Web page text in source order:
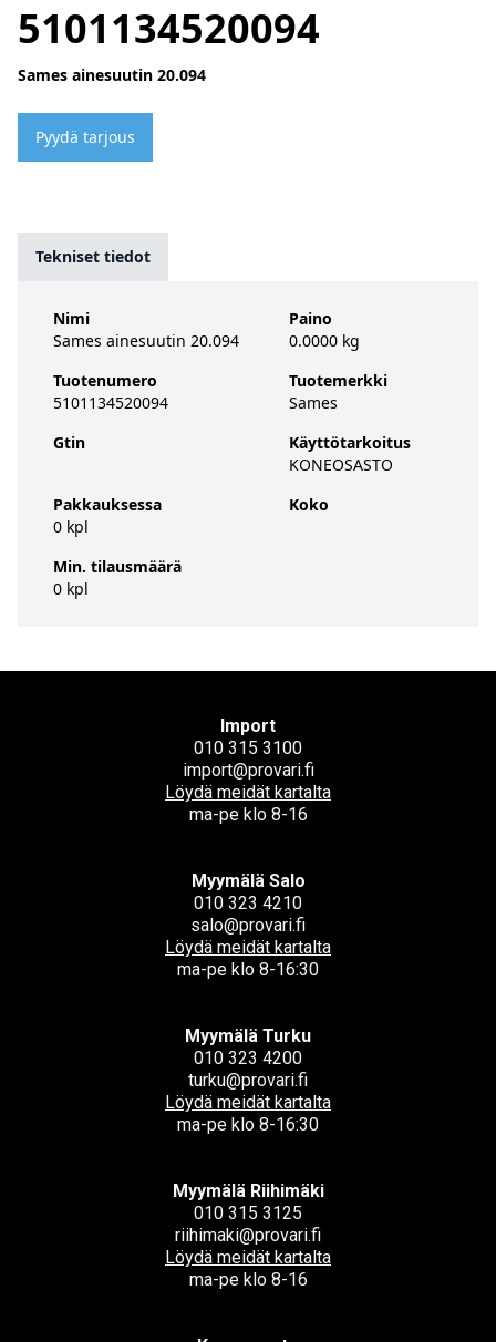
5101134520094
Sames ainesuutin 20.094
Pyydä tarjous
Tekniset tiedot
Nimi
Sames ainesuutin 20.094
Tuotenumero
5101134520094
Gtin
Pakkauksessa
0 kpl
Min. tilausmäärä
0 kpl
Paino
0.0000 kg
Tuotemerkki
Sames
Käyttötarkoitus
KONEOSASTO
Koko
Import
010 315 3100
import@provari.fi
Löydä meidät kartalta
ma-pe klo 8-16
Myymälä Salo
010 323 4210
salo@provari.fi
Löydä meidät kartalta
ma-pe klo 8-16:30
Myymälä Turku
010 323 4200
turku@provari.fi
Löydä meidät kartalta
ma-pe klo 8-16:30
Myymälä Riihimäki
010 315 3125
riihimaki@provari.fi
Löydä meidät kartalta
ma-pe klo 8-16